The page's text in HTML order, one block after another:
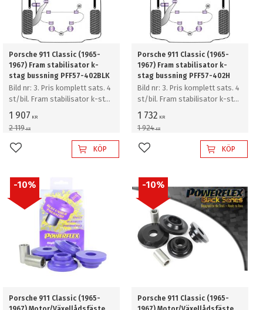
Porsche 911 Classic (1965-
1967) Fram stabilisator k-
stag bussning PFF57-402BLK
Bild nr: 3. Pris komplett sats. 4
st/bil. Fram stabilisator k-stag
bussning
1 907 KR
2 119KR
Lägg till i favoriterKÖP
Porsche 911 Classic (1965-
1967) Fram stabilisator k-
stag bussning PFF57-402H
Bild nr: 3. Pris komplett sats. 4
st/bil. Fram stabilisator k-stag
bussning
1 732 KR
1 924KR
Lägg till i favoriterKÖP
Porsche 911 Classic (1965-
10%
Porsche 911 Classic (1965-
10%